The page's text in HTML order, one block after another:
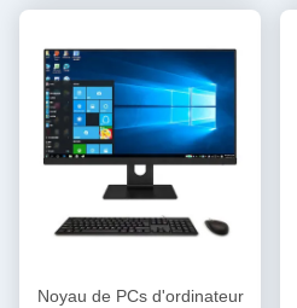
Noyau de PCs d'ordinateur